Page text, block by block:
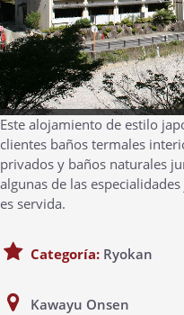
Este alojamiento de estilo
clientes baños termales
privados y baños naturales
algunas de las
es servida.
Categoría: Ryokan
Kawayu Onsen